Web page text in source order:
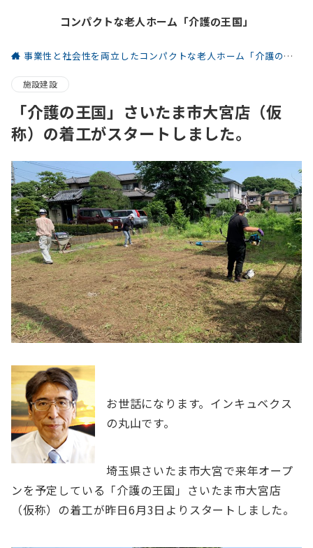
コンパクトな老人ホーム「介護の王国」
事業性と社会性を両立したコンパクトな老人ホーム「介護の王国」
施設建設
「介護の王国」さいたま市大宮店（仮
称）の着工がスタートしました。
お世話になります。インキュベクス
の丸山です。
埼玉県さいたま市大宮で来年オープ
ンを予定している「介護の王国」さいたま市大宮店
（仮称）の着工が昨日6月3日よりスタートしました。